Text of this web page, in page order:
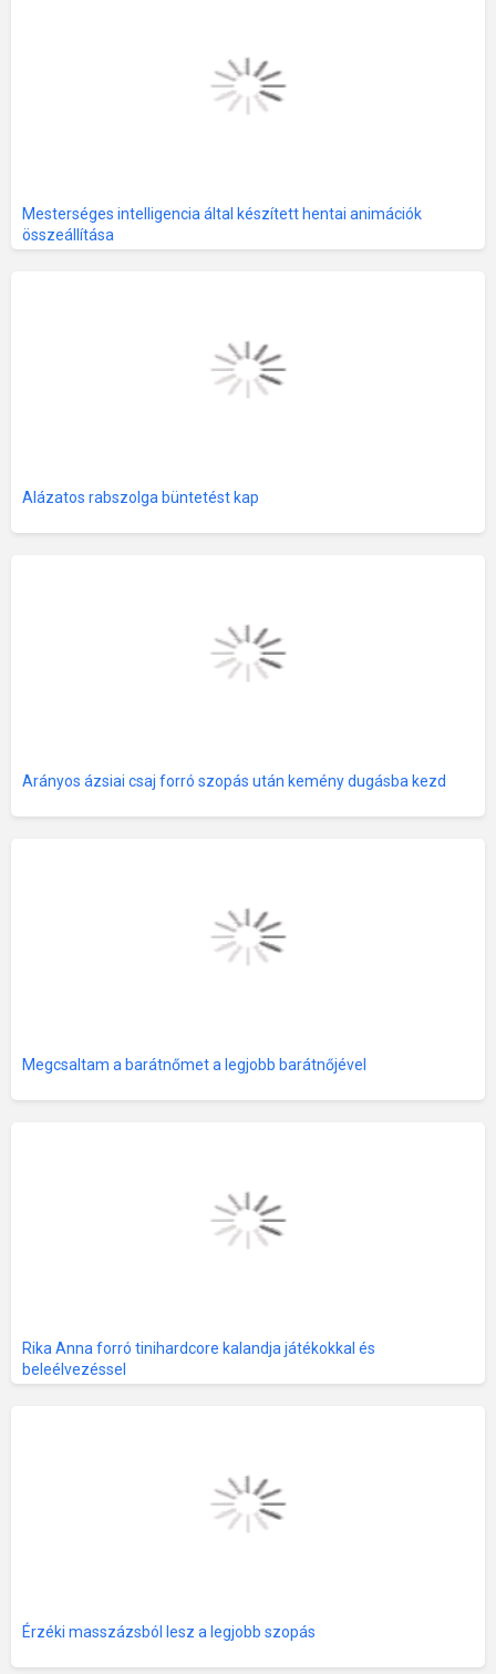
Mesterséges intelligencia által készített hentai animációk
összeállítása
Alázatos rabszolga büntetést kap
Arányos ázsiai csaj forró szopás után kemény dugásba kezd
Megcsaltam a barátnőmet a legjobb barátnőjével
Rika Anna forró tinihardcore kalandja játékokkal és
beleélvezéssel
Érzéki masszázsból lesz a legjobb szopás